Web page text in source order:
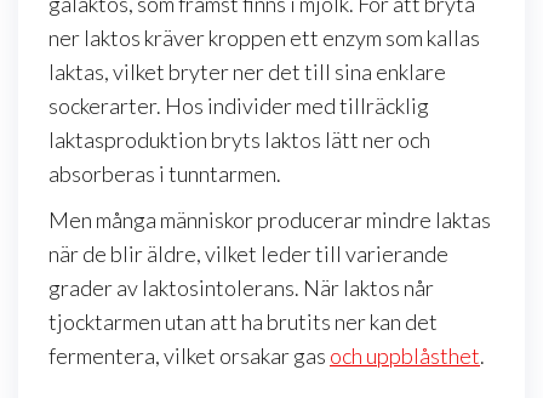
ner laktos kräver kroppen ett enzym som kallas
laktas, vilket bryter ner det till sina enklare
sockerarter. Hos individer med tillräcklig
laktasproduktion bryts laktos lätt ner och
absorberas i tunntarmen.
Men många människor producerar mindre laktas
när de blir äldre, vilket leder till varierande
grader av laktosintolerans. När laktos når
tjocktarmen utan att ha brutits ner kan det
fermentera, vilket orsakar gas och uppblåsthet.